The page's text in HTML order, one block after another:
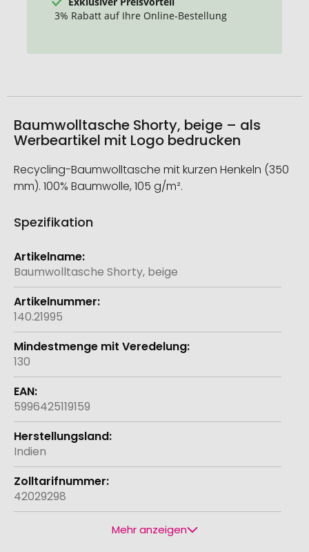
3% Rabatt auf Ihre Online-Bestellung
Baumwolltasche Shorty, beige – als
Werbeartikel mit Logo bedrucken
Recycling-Baumwolltasche mit kurzen Henkeln (350
mm). 100% Baumwolle, 105 g/m².
Spezifikation
Weitere
Informationen
Baumwolltasche Shorty, beige
140.21995
130
5996425119159
Indien
42029298
Mehr anzeigen